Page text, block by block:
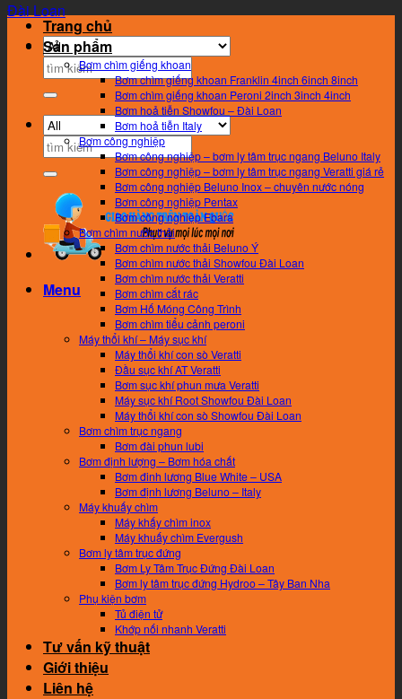
Search
Search
Menu
Trang chủ
Sản phẩm
Bơm chìm giếng khoan
Bơm chìm giếng khoan Franklin 4inch 6inch 8inch
Bơm chìm giếng khoan Peroni 2inch 3inch 4inch
Bơm hoả tiễn Showfou – Đài Loan
Bơm hoả tiễn Italy
Bơm công nghiệp
Bơm công nghiệp – bơm ly tâm trục ngang Beluno Italy
Bơm công nghiệp – bơm ly tâm trục ngang Veratti giá rẻ
Bơm công nghiệp Beluno Inox – chuyên nước nóng
Bơm công nghiệp Pentax
Bơm công nghiệp Ebara
Bơm chìm nước thải
Bơm chìm nước thải Beluno Ý
Bơm chìm nước thải Showfou Đài Loan
Bơm chìm nước thải Veratti
Bơm chìm cắt rác
Bơm Hố Móng Công Trình
Bơm chìm tiểu cảnh peroni
Máy thổi khí – Máy sục khí
Máy thổi khí con sò Veratti
Đầu sục khí AT Veratti
Bơm sục khí phun mưa Veratti
Máy sục khí Root Showfou Đài Loan
Máy thổi khí con sò Showfou Đài Loan
Bơm chìm trục ngang
Bơm đài phun lubi
Bơm định lượng – Bơm hóa chất
Bơm đinh lương Blue White – USA
Bơm định lương Beluno – Italy
Máy khuấy chìm
Máy khấy chìm inox
Máy khuấy chìm Evergush
Bơm ly tâm trục đứng
Bơm Ly Tâm Trục Đứng Đài Loan
Bơm ly tâm trục đứng Hydroo – Tây Ban Nha
Phụ kiện bơm
Tủ điện tử
Khớp nối nhanh Veratti
Tư vấn kỹ thuật
Giới thiệu
Liên hệ